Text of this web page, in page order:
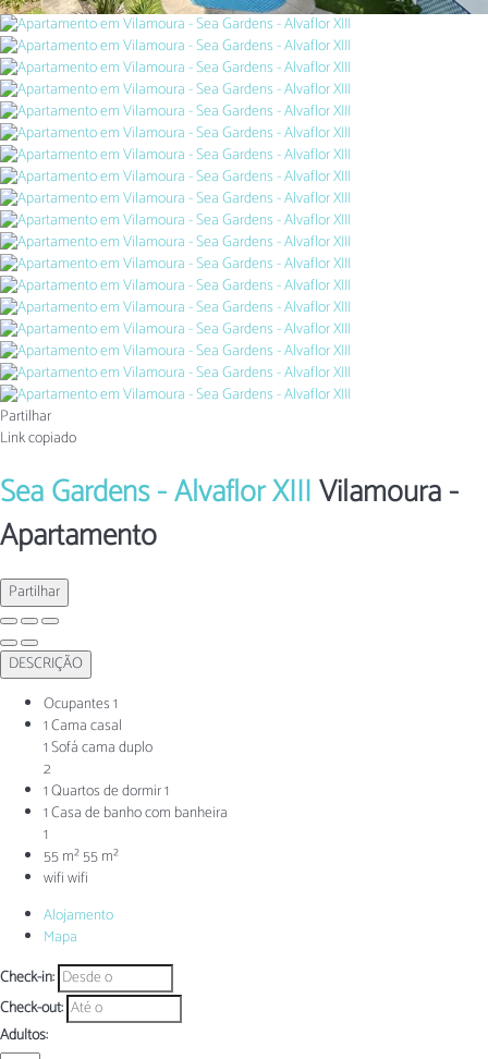
Partilhar
Link copiado
Sea Gardens - Alvaflor XIIIVilamoura -
Apartamento
Partilhar
DESCRIÇÃO
Ocupantes1
1 Cama casal
1 Sofá cama duplo
2
1 Quartos de dormir1
1 Casa de banho com banheira
1
55 m²55 m²
wifiwifi
Alojamento
Mapa
Check-in:
Check-out:
Adultos: